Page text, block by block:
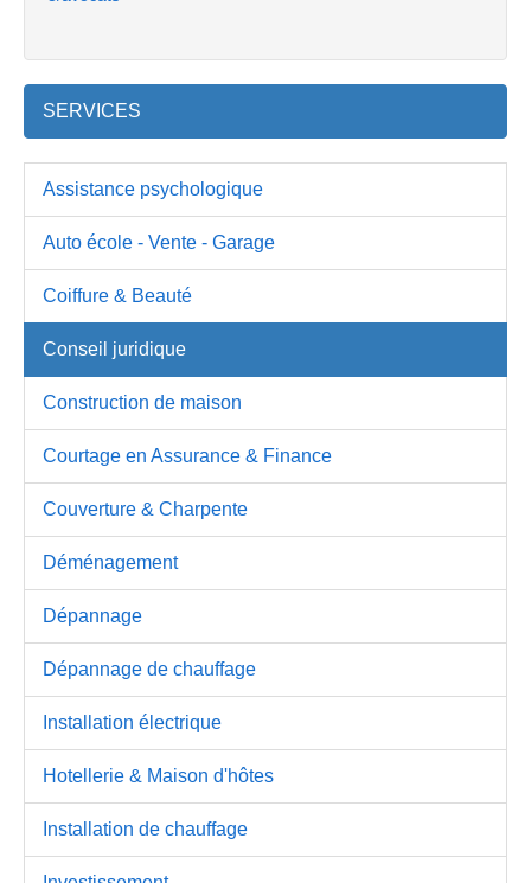
SERVICES
Assistance psychologique
Auto école - Vente - Garage
Coiffure & Beauté
Conseil juridique
Construction de maison
Courtage en Assurance & Finance
Couverture & Charpente
Déménagement
Dépannage
Dépannage de chauffage
Installation électrique
Hotellerie & Maison d'hôtes
Installation de chauffage